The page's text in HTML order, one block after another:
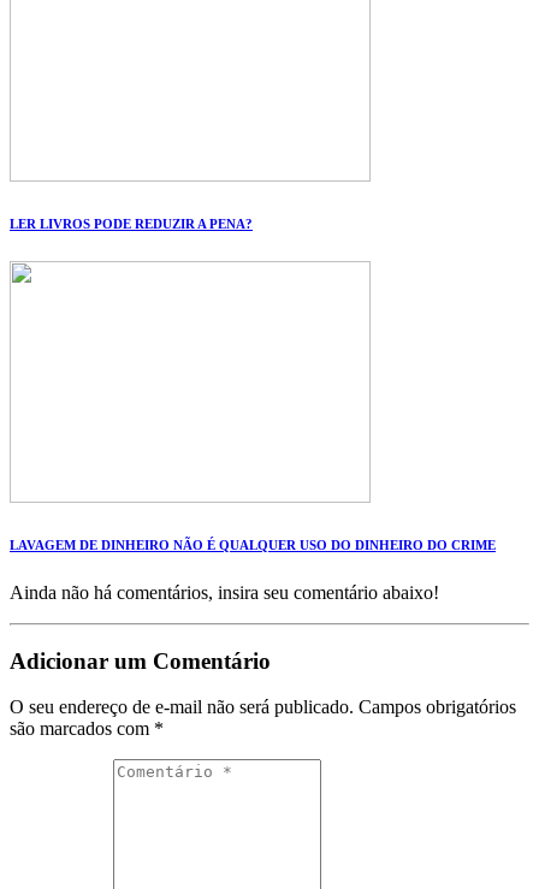
LER LIVROS PODE REDUZIR A PENA?
LAVAGEM DE DINHEIRO NÃO É QUALQUER USO DO DINHEIRO DO CRIME
Ainda não há comentários, insira seu comentário abaixo!
Adicionar um Comentário
O seu endereço de e-mail não será publicado. Campos obrigatórios
são marcados com *